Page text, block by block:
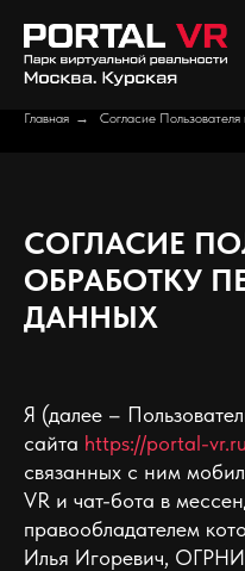
Главная → Согласие
СОГЛАСИЕ
ОБРАБОТКУ
ДАННЫХ
Я (далее –
сайта https://portal-
связанных с ним
VR и чат-бота в
правообладателем
Илья Игоревич,